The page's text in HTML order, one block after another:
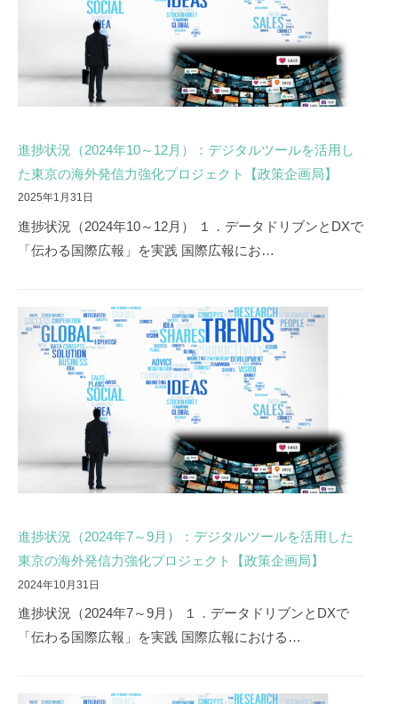
進捗状況（2024年10～12月）：デジタルツールを活用し
た東京の海外発信力強化プロジェクト【政策企画局】
2025年1月31日
進捗状況（2024年10～12月） １．データドリブンとDXで
「伝わる国際広報」を実践 国際広報にお…
進捗状況（2024年7～9月）：デジタルツールを活用した
東京の海外発信力強化プロジェクト【政策企画局】
2024年10月31日
進捗状況（2024年7～9月） １．データドリブンとDXで
「伝わる国際広報」を実践 国際広報における…